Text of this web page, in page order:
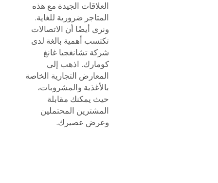
العلاقات الجيدة مع هذه
المتاجر ضرورية للغاية.
ونرى أيضًا أن الاتصالات
تكتسب أهمية بالغة لدى
شركة تشانغجيا غانغ
كومارك. اذهب إلى
المعارض التجارية الخاصة
بالأغذية والمشروبات،
حيث يمكنك مقابلة
المشترين المحتملين
وعرض عصيرك.